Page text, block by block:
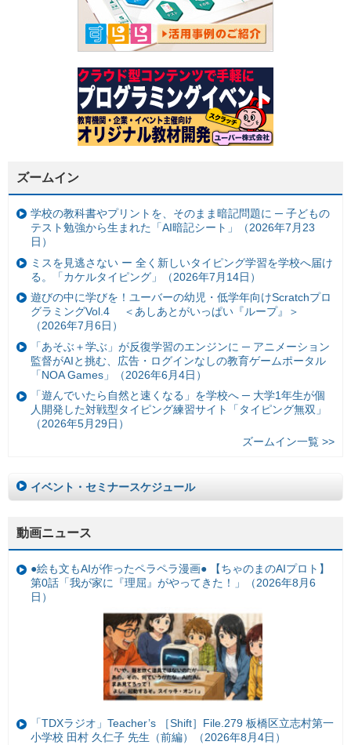
ズームイン
学校の教科書やプリントを、そのまま暗記問題に ─ 子どもの
テスト勉強から生まれた「AI暗記シート」（2026年7月23
日）
ミスを見逃さない ー 全く新しいタイピング学習を学校へ届け
る。「カケルタイピング」（2026年7月14日）
遊びの中に学びを！ユーバーの幼児・低学年向けScratchプロ
グラミングVol.4 ＜あしあとがいっぱい『ループ』＞
（2026年7月6日）
「あそぶ＋学ぶ」が反復学習のエンジンに ─ アニメーション
監督がAIと挑む、広告・ログインなしの教育ゲームポータル
「NOA Games」（2026年6月4日）
「遊んでいたら自然と速くなる」を学校へ ─ 大学1年生が個
人開発した対戦型タイピング練習サイト「タイピング無双」
（2026年5月29日）
ズームイン一覧 >>
イベント・セミナースケジュール
動画ニュース
●絵も文もAIが作ったペラペラ漫画● 【ちゃのまのAIプロト】
第0話「我が家に『理屈』がやってきた！」（2026年8月6
日）
「TDXラジオ」Teacher’s ［Shift］File.279 板橋区立志村第一
小学校 田村 久仁子 先生（前編）（2026年8月4日）